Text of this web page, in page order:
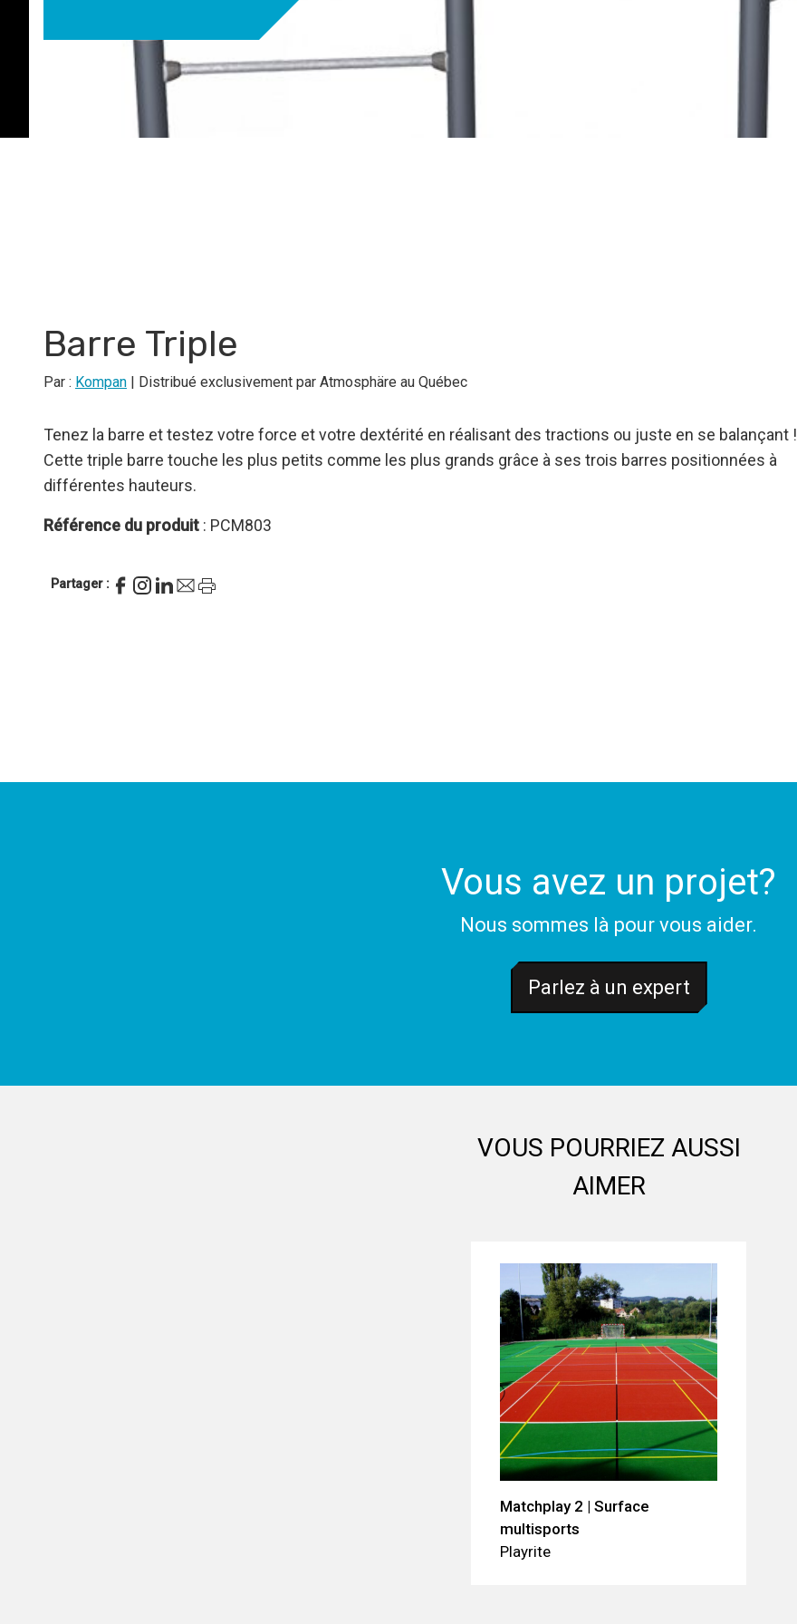
Barre Triple
Par : Kompan | Distribué exclusivement par Atmosphäre au Québec
Tenez la barre et testez votre force et votre dextérité en réalisant des tractions ou juste en se balançant !
Cette triple barre touche les plus petits comme les plus grands grâce à ses trois barres positionnées à
différentes hauteurs.
Référence du produit : PCM803
Partager :
Vous avez un projet?
Nous sommes là pour vous aider.
Parlez à un expert
VOUS POURRIEZ AUSSI
AIMER
Matchplay 2 | Surface
multisports
Playrite